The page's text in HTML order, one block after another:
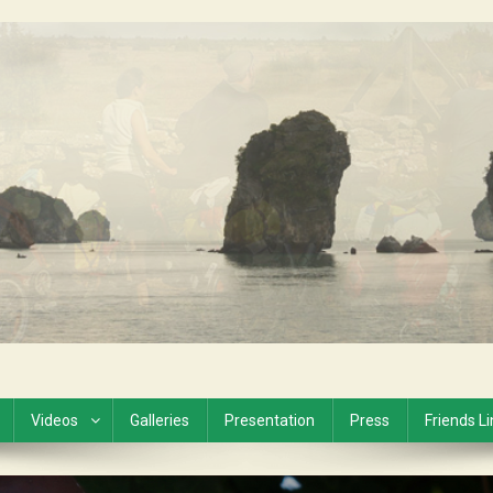
Videos Galleries Presentation Press Friends